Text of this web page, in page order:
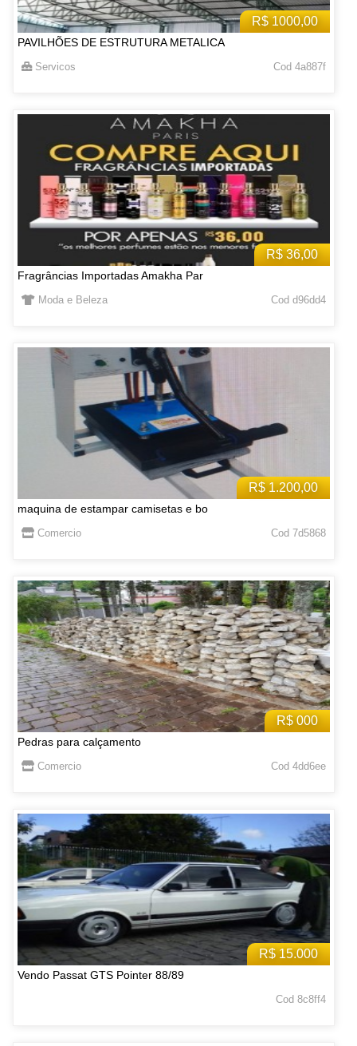
R$ 1000,00
PAVILHÕES DE ESTRUTURA METALICA
Servicos Cod 4a887f
R$ 36,00
Fragrâncias Importadas Amakha Par
Moda e Beleza Cod d96dd4
R$ 1.200,00
maquina de estampar camisetas e bo
Comercio Cod 7d5868
R$ 000
Pedras para calçamento
Comercio Cod 4dd6ee
R$ 15.000
Vendo Passat GTS Pointer 88/89
Cod 8c8ff4